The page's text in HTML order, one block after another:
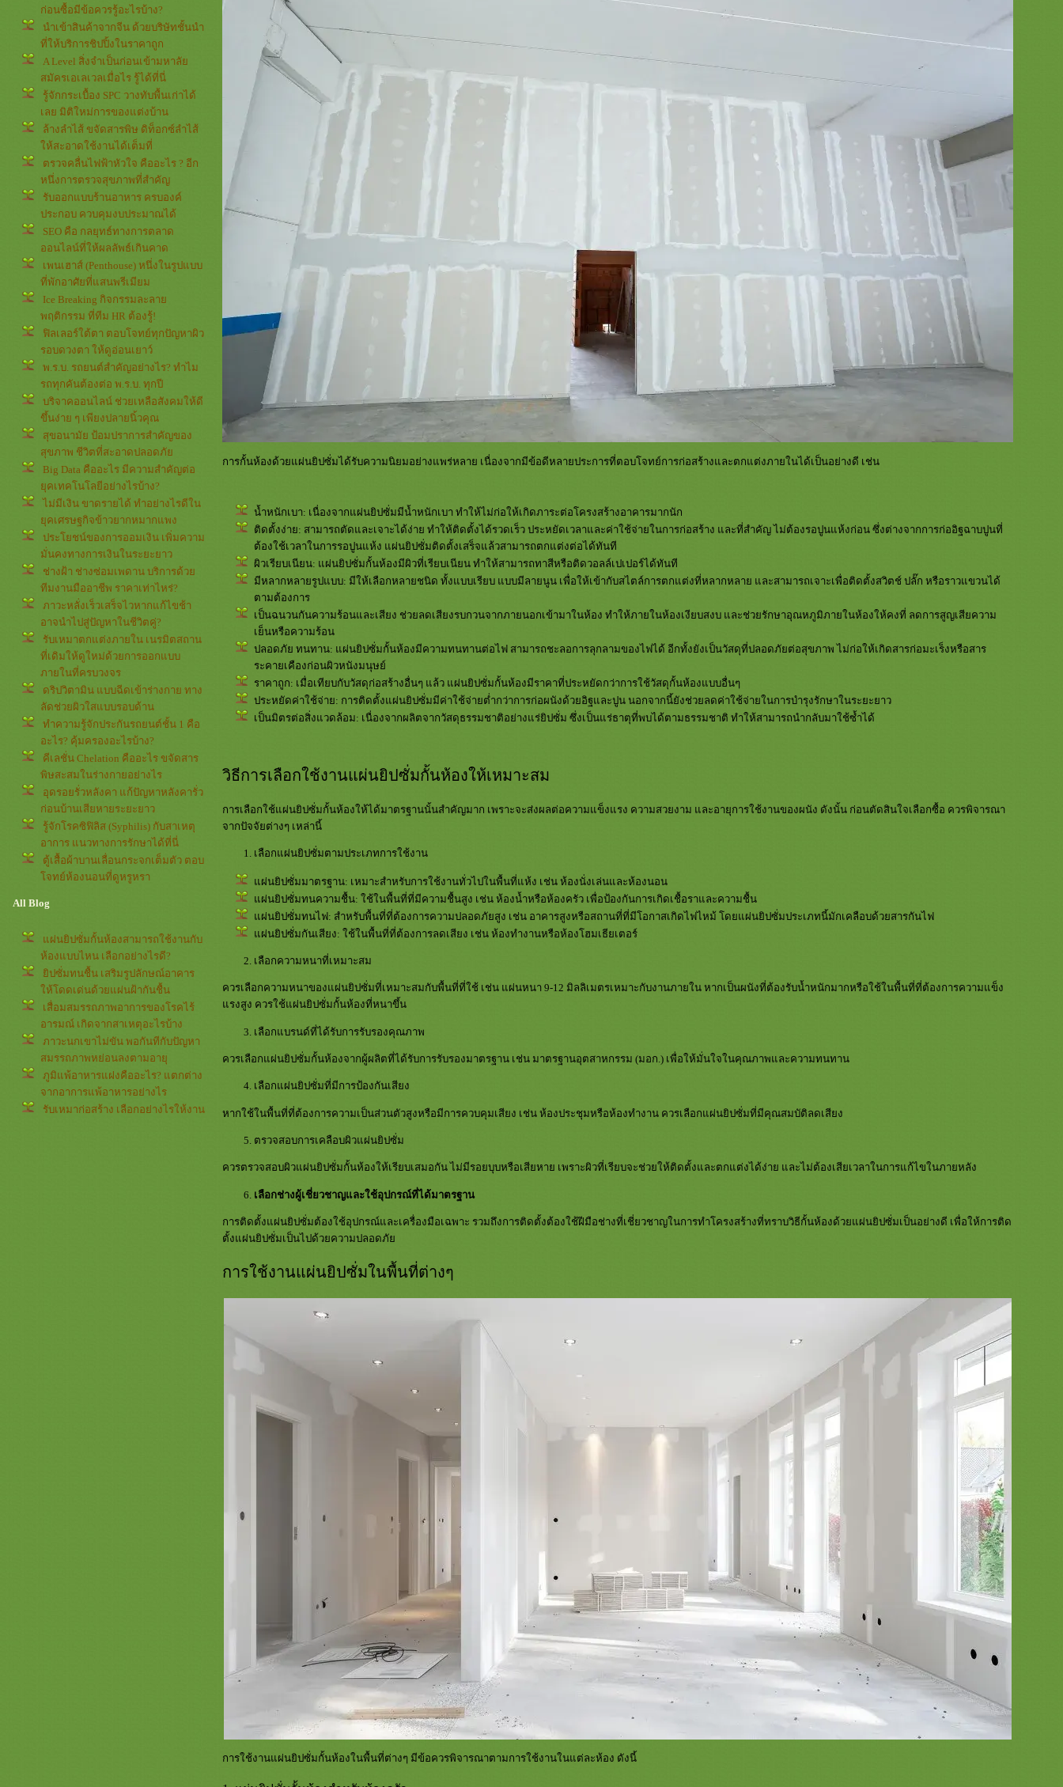
ก่อนซื้อมีข้อควรรู้อะไรบ้าง?
นำเข้าสินค้าจากจีน ด้วยบริษัทชั้นนำ
ที่ให้บริการชิปปิ้งในราคาถูก
A Level สิ่งจำเป็นก่อนเข้ามหาลั
สมัครเอเลเวลเมื่อไร รู้ได้ที่นี่
รู้จักกระเบื้อง SPC วางทับพื้นเก่าได้
เลย มิติใหม่การของแต่งบ้าน
ล้างลำไส้ ขจัดสารพิษ ดิท็อกซ์ลำไส้
ห้สะอาดใช้งานได้เต็มที่
ตรวจคลื่นไฟฟ้าหัวใจ คืออะไร ? อีก
หนึ่งการตรวจสุขภาพที่สำคัญ
รับออกแบบร้านอาหาร ครบองค์
ประกอบ ควบคุมงบประมาณได้
SEO คือ กลยุทธ์ทางการตลาด
ออนไลน์ที่ให้ผลลัพธ์เกินคาด
เพนเฮาส์ (Penthouse) หนึ่งในรูปแบบ
ที่พักอาศัยที่แสนพรีเมียม
Ice Breaking กิจกรรมละลา
พฤติกรรม ที่ทีม HR ต้องรู้!
ฟิลเลอร์ใต้ตา ตอบโจทย์ทุกปัญหาผิว
รอบดวงตา ให้ดูอ่อนเยาว์
พ.ร.บ. รถยนต์สำคัญอย่างไร? ทำไม
รถทุกคันต้องต่อ พ.ร.บ. ทุกปี
บริจาคออนไลน์ ช่วยเหลือสังคมให้ดี
ขึ้นง่าย ๆ เพียงปลายนิ้วคุณ
สุขอนามัย ป้อมปราการสำคัญของ
สุขภาพ ชีวิตที่สะอาดปลอดภั
Big Data คืออะไร มีความสำคัญต่อ
ุคเทคโนโลยีอย่างไรบ้าง?
ไม่มีเงิน ขาดรายได้ ทำอย่างไรดีใน
ุคเศรษฐกิจข้าวยากหมากแพง
ประโยชน์ของการออมเงิน เพิ่มความ
มั่นคงทางการเงินในระยะยาว
ช่างฝ้า ช่างซ่อมเพดาน บริการด้ว
ทีมงานมืออาชีพ ราคาเท่าไหร่?
ภาวะหลั่งเร็วเสร็จไวหากแก้ไขช้า
อาจนำไปสู่ปัญหาในชีวิตคู่?
รับเหมาตกแต่งภายใน เนรมิตสถาน
ที่เดิมให้ดูใหม่ด้วยการออกแบบ
ภายในที่ครบวงจร
ดริปวิตามิน แบบฉีดเข้าร่างกาย ทาง
ลัดช่วยผิวใสแบบรอบด้าน
ทำความรู้จักประกันรถยนต์ชั้น 1 คือ
อะไร? คุ้มครองอะไรบ้าง?
คีเลชั่น Chelation คืออะไร ขจัดสาร
พิษสะสมในร่างกายอย่างไร
อุดรอยรั่วหลังคา แก้ปัญหาหลังคารั่ว
ก่อนบ้านเสียหายระยะยาว
รู้จักโรคซิฟิลิส (Syphilis) กับสาเหตุ
อาการ แนวทางการรักษาได้ที่นี่
ตู้เสื้อผ้าบานเลื่อนกระจกเต็มตัว ตอบ
จทย์ห้องนอนที่ดูหรูหรา
All Blog
ผ่นยิปซั่มกั้นห้องสามารถใช้งานกับ
ห้องแบบไหน เลือกอย่างไรดี?
ิปซั่มทนชื้น เสริมรูปลักษณ์อาคาร
ห้โดดเด่นด้วยแผ่นฝ้ากันชื้น
เสื่อมสมรรถภาพอาการของโรคไร้
อารมณ์ เกิดจากสาเหตุอะไรบ้าง
ภาวะนกเขาไม่ขัน พอกันทีกับปัญหา
สมรรถภาพหย่อนลงตามอายุ
ภูมิแพ้อาหารแฝงคืออะไร? แตกต่าง
จากอาการแพ้อาหารอย่างไร
รับเหมาก่อสร้าง เลือกอย่างไรให้งาน
การกั้นห้องด้วยแผ่นยิปซั่มได้รับความนิยมอย่างแพร่หลาย เนื่องจากมีข้อดีหลายประการที่ตอบโจทย์การก่อสร้างและตกแต่งภายในได้เป็นอย่างดี เช่น
น้ำหนักเบา: เนื่องจากแผ่นยิปซั่มมีน้ำหนักเบา ทำให้ไม่ก่อให้เกิดภาระต่อโครงสร้างอาคารมากนัก
ติดตั้งง่าย: สามารถตัดและเจาะได้ง่าย ทำให้ติดตั้งได้รวดเร็ว ประหยัดเวลาและค่าใช้จ่ายในการก่อสร้าง และที่สำคัญ ไม่ต้องรอปูนแห้งก่อน ซึ่งต่างจากการก่ออิฐฉาบปูนที่
ต้องใช้เวลาในการรอปูนแห้ง แผ่นยิปซั่มติดตั้งเสร็จแล้วสามารถตกแต่งต่อได้ทันที
ผิวเรียบเนียน: แผ่นยิปซั่มกั้นห้องมีผิวที่เรียบเนียน ทำให้สามารถทาสีหรือติดวอลล์เปเปอร์ได้ทันที
มีหลากหลายรูปแบบ: มีให้เลือกหลายชนิด ทั้งแบบเรียบ แบบมีลายนูน เพื่อให้เข้ากับสไตล์การตกแต่งที่หลากหลาย และสามารถเจาะเพื่อติดตั้งสวิตช์ ปลั๊ก หรือราวแขวนได้
ตามต้องการ
เป็นฉนวนกันความร้อนและเสียง ช่วยลดเสียงรบกวนจากภายนอกเข้ามาในห้อง ทำให้ภายในห้องเงียบสงบ และช่วยรักษาอุณหภูมิภายในห้องให้คงที่ ลดการสูญเสียความ
เย็นหรือความร้อน
ปลอดภัย ทนทาน: แผ่นยิปซั่มกั้นห้องมีความทนทานต่อไฟ สามารถชะลอการลุกลามของไฟได้ อีกทั้งยังเป็นวัสดุที่ปลอดภัยต่อสุขภาพ ไม่ก่อให้เกิดสารก่อมะเร็งหรือสาร
ระคายเคืองก่อนผิวหนังมนุษย์
ราคาถูก: เมื่อเทียบกับวัสดุก่อสร้างอื่นๆ แล้ว แผ่นยิปซั่มกั้นห้องมีราคาที่ประหยัดกว่าการใช้วัสดุกั้นห้องแบบอื่นๆ
ประหยัดค่าใช้จ่าย: การติดตั้งแผ่นยิปซั่มมีค่าใช้จ่ายต่ำกว่าการก่อผนังด้วยอิฐและปูน นอกจากนี้ยังช่วยลดค่าใช้จ่ายในการบำรุงรักษาในระยะยาว
เป็นมิตรต่อสิ่งแวดล้อม: เนื่องจากผลิตจากวัสดุธรรมชาติอย่างแร่ยิปซั่ม ซึ่งเป็นแร่ธาตุที่พบได้ตามธรรมชาติ ทำให้สามารถนำกลับมาใช้ซ้ำได้
วิธีการเลือกใช้งานแผ่นยิปซั่มกั้นห้องให้เหมาะสม
การเลือกใช้แผ่นยิปซั่มกั้นห้องให้ได้มาตรฐานนั้นสำคัญมาก เพราะจะส่งผลต่อความแข็งแรง ความสวยงาม และอายุการใช้งานของผนัง ดังนั้น ก่อนตัดสินใจเลือกซื้อ ควรพิจารณา
จากปัจจัยต่างๆ เหล่านี้
เลือกแผ่นยิปซั่มตามประเภทการใช้งาน
ผ่นยิปซั่มมาตรฐาน: เหมาะสำหรับการใช้งานทั่วไปในพื้นที่แห้ง เช่น ห้องนั่งเล่นและห้องนอน
ผ่นยิปซั่มทนความชื้น: ใช้ในพื้นที่ที่มีความชื้นสูง เช่น ห้องน้ำหรือห้องครัว เพื่อป้องกันการเกิดเชื้อราและความชื้น
ผ่นยิปซั่มทนไฟ: สำหรับพื้นที่ที่ต้องการความปลอดภัยสูง เช่น อาคารสูงหรือสถานที่ที่มีโอกาสเกิดไฟไหม้ โดยแผ่นยิปซั่มประเภทนี้มักเคลือบด้วยสารกันไฟ
ผ่นยิปซั่มกันเสียง: ใช้ในพื้นที่ที่ต้องการลดเสียง เช่น ห้องทำงานหรือห้องโฮมเธียเตอร์
เลือกความหนาที่เหมาะสม
ควรเลือกความหนาของแผ่นยิปซั่มที่เหมาะสมกับพื้นที่ที่ใช้ เช่น แผ่นหนา 9-12 มิลลิเมตรเหมาะกับงานภายใน หากเป็นผนังที่ต้องรับน้ำหนักมากหรือใช้ในพื้นที่ที่ต้องการความแข็ง
รงสูง ควรใช้แผ่นยิปซั่มกั้นห้องที่หนาขึ้น
เลือกแบรนด์ที่ได้รับการรับรองคุณภาพ
ควรเลือกแผ่นยิปซั่มกั้นห้องจากผู้ผลิตที่ได้รับการรับรองมาตรฐาน เช่น มาตรฐานอุตสาหกรรม (มอก.) เพื่อให้มั่นใจในคุณภาพและความทนทาน
เลือกแผ่นยิปซั่มที่มีการป้องกันเสียง
หากใช้ในพื้นที่ที่ต้องการความเป็นส่วนตัวสูงหรือมีการควบคุมเสียง เช่น ห้องประชุมหรือห้องทำงาน ควรเลือกแผ่นยิปซั่มที่มีคุณสมบัติลดเสียง
ตรวจสอบการเคลือบผิวแผ่นยิปซั่ม
ควรตรวจสอบผิวแผ่นยิปซั่มกั้นห้องให้เรียบเสมอกัน ไม่มีรอยบุบหรือเสียหาย เพราะผิวที่เรียบจะช่วยให้ติดตั้งและตกแต่งได้ง่าย และไม่ต้องเสียเวลาในการแก้ไขในภายหลัง
เลือกช่างผู้เชี่ยวชาญและใช้อุปกรณ์ที่ได้มาตรฐาน
การติดตั้งแผ่นยิปซั่มต้องใช้อุปกรณ์และเครื่องมือเฉพาะ รวมถึงการติดตั้งต้องใช้ฝีมือช่างที่เชี่ยวชาญในการทำโครงสร้างที่ทราบวิธีกั้นห้องด้วยแผ่นยิปซั่มเป็นอย่างดี เพื่อให้การติด
ตั้งแผ่นยิปซั่มเป็นไปด้วยความปลอดภั
การใช้งานแผ่นยิปซั่มในพื้นที่ต่างๆ
การใช้งานแผ่นยิปซั่มกั้นห้องในพื้นที่ต่างๆ มีข้อควรพิจารณาตามการใช้งานในแต่ละห้อง ดังนี้